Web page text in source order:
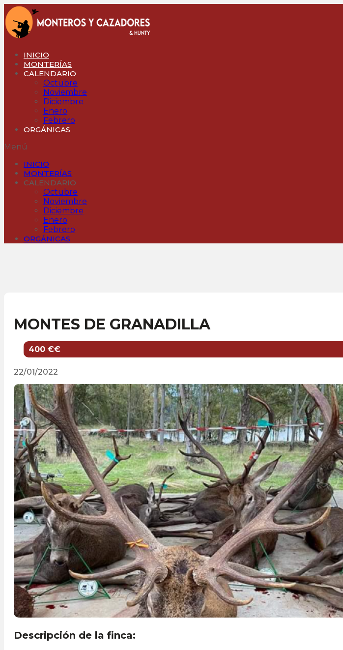
al
contenido
INICIO
MONTERÍAS
CALENDARIO
Octubre
Noviembre
Diciembre
Enero
Febrero
ORGÁNICAS
Menú
INICIO
MONTERÍAS
CALENDARIO
Octubre
Noviembre
Diciembre
Enero
Febrero
ORGÁNICAS
MONTES DE GRANADILLA
400 €€
22/01/2022
Descripción de la finca: